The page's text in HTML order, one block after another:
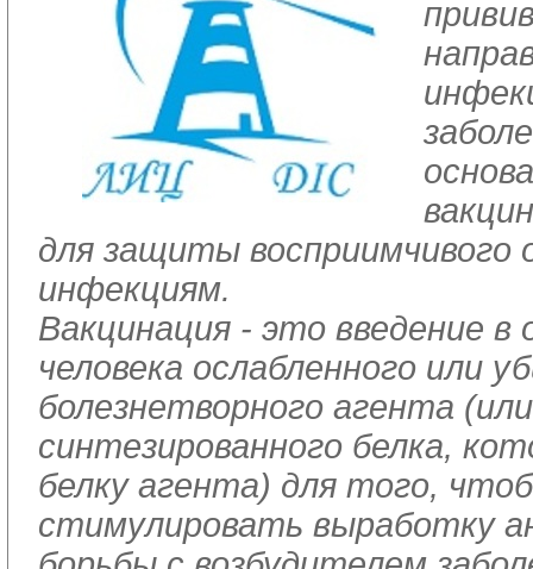
для защиты восприимчивого
инфекциям.
Вакцинация - это введение в
человека ослабленного или
болезнетворного агента
синтезированного белка,
белку агента) для того,
стимулировать выработку